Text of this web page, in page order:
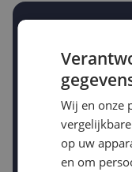
Jouw e-mailadres
Gewenste daling
-10%
Wij en onze
op uw
en om